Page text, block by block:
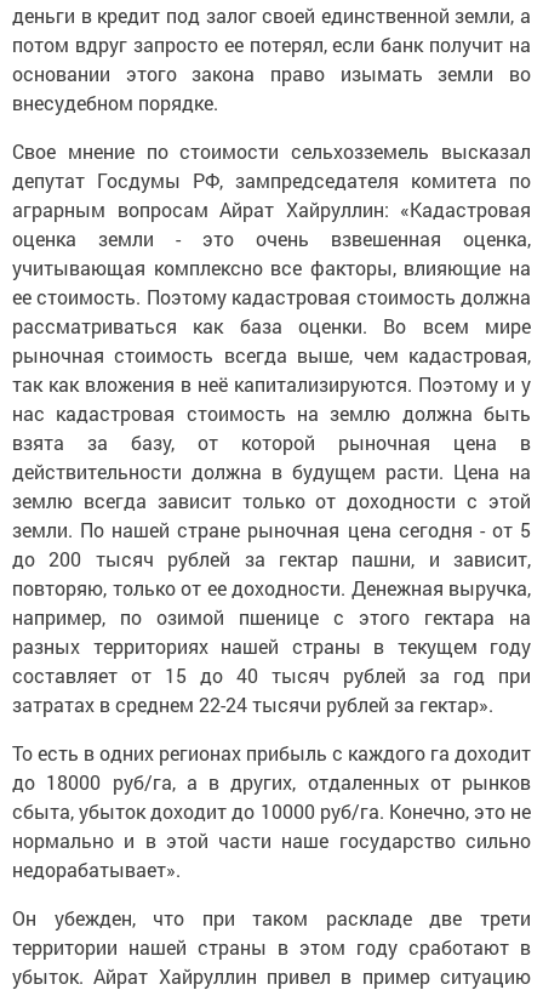
деньги в кредит под залог своей единственной земли, а
потом вдруг запросто ее потерял, если банк получит на
основании этого закона право изымать земли во
внесудебном порядке.
Свое мнение по стоимости сельхозземель высказал
депутат Госдумы РФ, зампредседателя комитета по
аграрным вопросам Айрат Хайруллин: «Кадастровая
оценка земли - это очень взвешенная оценка,
учитывающая комплексно все факторы, влияющие на
ее стоимость. Поэтому кадастровая стоимость должна
рассматриваться как база оценки. Во всем мире
рыночная стоимость всегда выше, чем кадастровая,
так как вложения в неё капитализируются. Поэтому и у
нас кадастровая стоимость на землю должна быть
взята за базу, от которой рыночная цена в
действительности должна в будущем расти. Цена на
землю всегда зависит только от доходности с этой
земли. По нашей стране рыночная цена сегодня - от 5
до 200 тысяч рублей за гектар пашни, и зависит,
повторяю, только от ее доходности. Денежная выручка,
например, по озимой пшенице с этого гектара на
разных территориях нашей страны в текущем году
составляет от 15 до 40 тысяч рублей за год при
затратах в среднем 22-24 тысячи рублей за гектар».
То есть в одних регионах прибыль с каждого га доходит
до 18000 руб/га, а в других, отдаленных от рынков
сбыта, убыток доходит до 10000 руб/га. Конечно, это не
нормально и в этой части наше государство сильно
недорабатывает».
Он убежден, что при таком раскладе две трети
территории нашей страны в этом году сработают в
убыток. Айрат Хайруллин привел в пример ситуацию